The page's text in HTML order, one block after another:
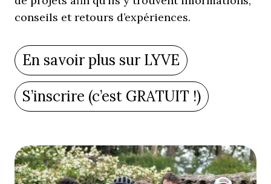
conseils et retours d’expériences.
En savoir plus sur LYVE
S’inscrire (c’est GRATUIT !)